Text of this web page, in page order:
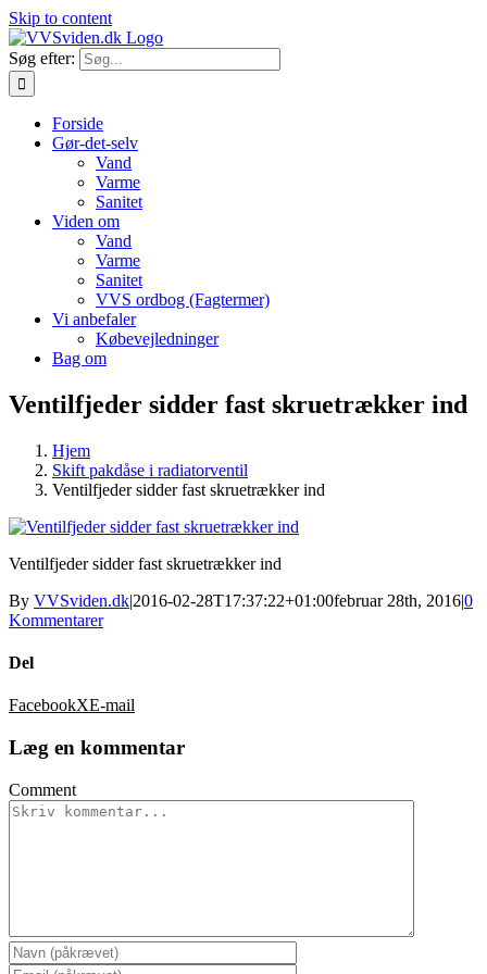
Skip to content
Søg efter:
Forside
Gør-det-selv
Vand
Varme
Sanitet
Viden om
Vand
Varme
Sanitet
VVS ordbog (Fagtermer)
Vi anbefaler
Købevejledninger
Bag om
Ventilfjeder sidder fast skruetrækker ind
Hjem
Skift pakdåse i radiatorventil
Ventilfjeder sidder fast skruetrækker ind
Ventilfjeder sidder fast skruetrækker ind
By VVSviden.dk|2016-02-28T17:37:22+01:00februar 28th, 2016|0
Kommentarer
Del
FacebookXE-mail
Læg en kommentar
Comment